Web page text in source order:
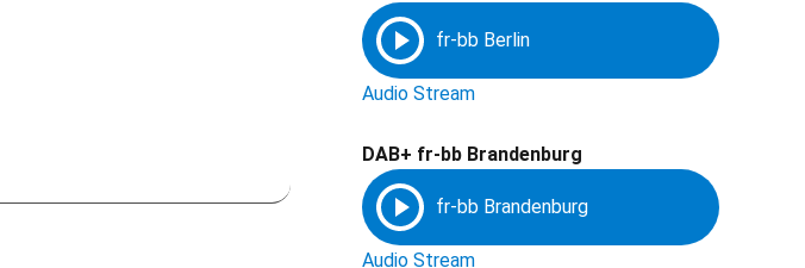
Audio Stream
DAB+ fr-bb Brandenburg
Audio Stream